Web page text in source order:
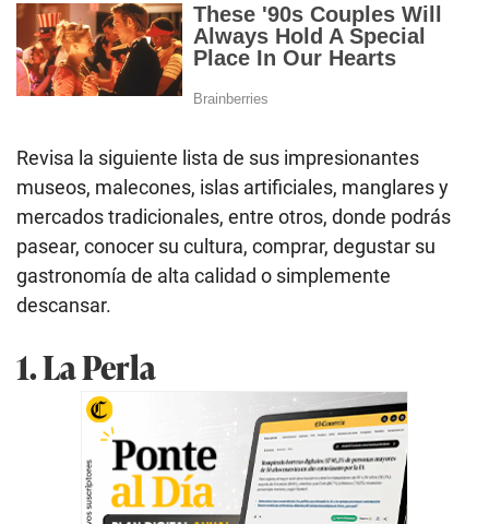
Revisa la siguiente lista de sus impresionantes
museos, malecones, islas artificiales, manglares y
mercados tradicionales, entre otros, donde podrás
pasear, conocer su cultura, comprar, degustar su
gastronomía de alta calidad o simplemente
descansar.
1. La Perla